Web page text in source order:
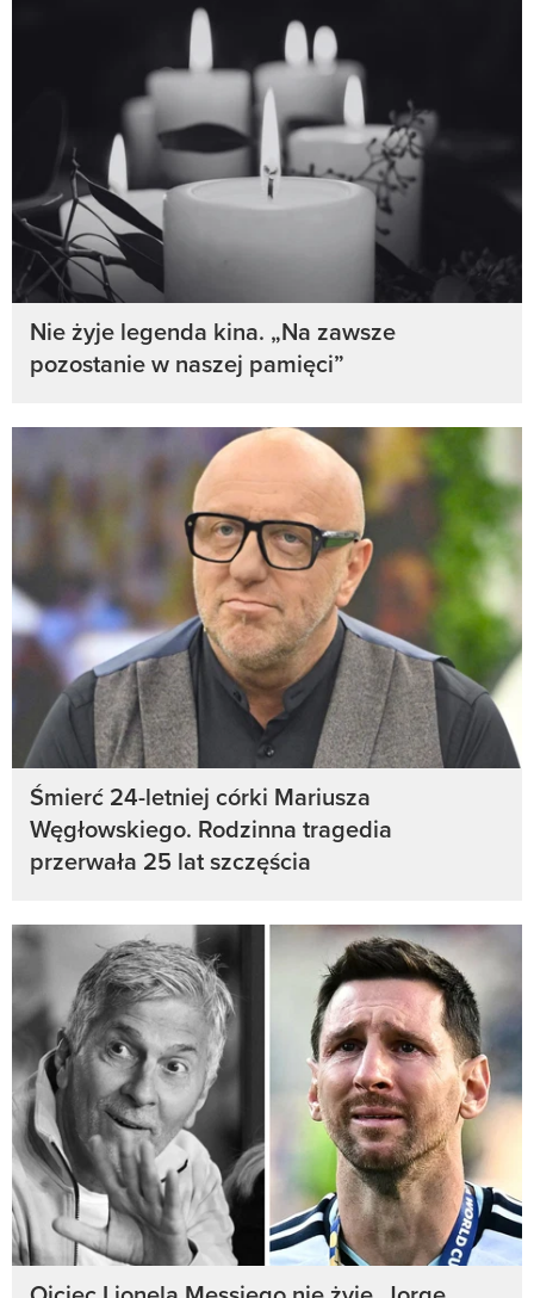
Nie żyje legenda kina. „Na zawsze
pozostanie w naszej pamięci”
Śmierć 24-letniej córki Mariusza
Węgłowskiego. Rodzinna tragedia
przerwała 25 lat szczęścia